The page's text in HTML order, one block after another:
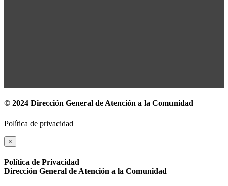
© 2024 Dirección General de Atención a la Comunidad
Política de privacidad
×
Política de Privacidad
Dirección General de Atención a la Comunidad